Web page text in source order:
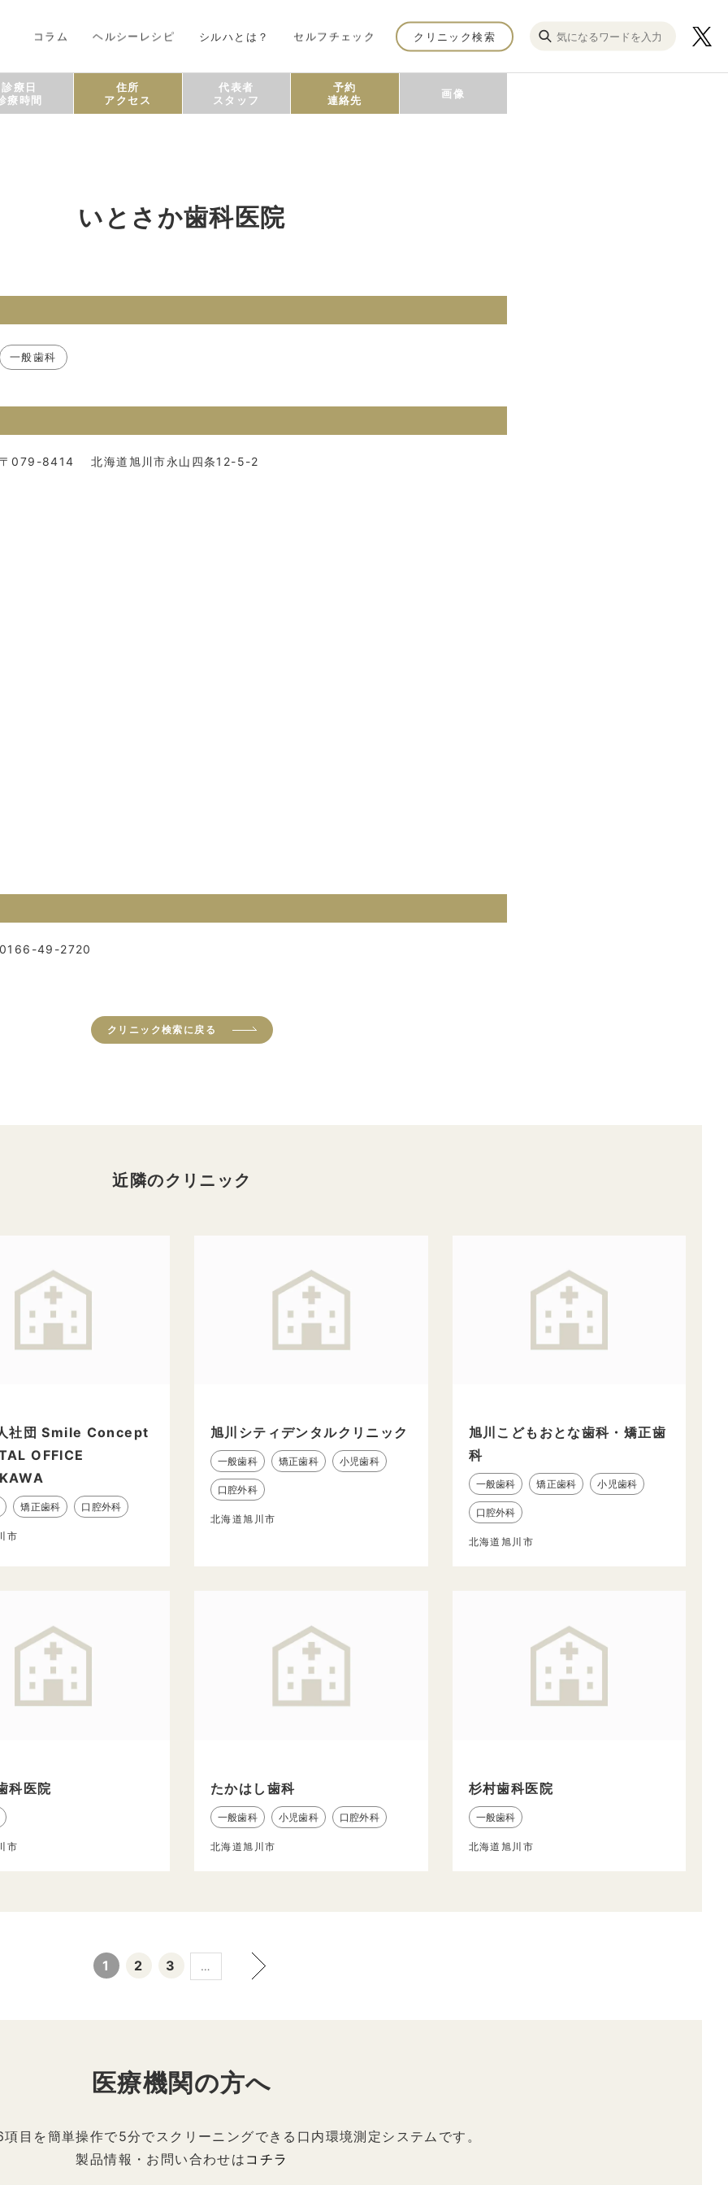
コラム ヘルシーレシピ シルハとは？ セルフチェック クリニック検索
診療日
療時間
住所
アクセス
代表者
スタッフ
予約
連絡先
画像
いとさか歯科医院
一般歯科
〒079-8414 北海道旭川市永山四条12-5-2
0166-49-2720
クリニック検索に戻る
近隣のクリニック
社団 Smile Concept
OFFICE
矯正歯科 口腔外科
市
旭川シティデンタルクリニック
一般歯科 矯正歯科 小児歯科
口腔外科
北海道旭川市
旭川こどもおとな歯科・矯正歯
科
一般歯科 矯正歯科 小児歯科
口腔外科
北海道旭川市
科医院
市
たかはし歯科
一般歯科 小児歯科 口腔外科
北海道旭川市
杉村歯科医院
一般歯科
北海道旭川市
1 2 3 …
医療機関の方へ
目を簡単操作で5分でスクリーニングできる口内環境測定システムです。
製品情報・お問い合わせは コチラ